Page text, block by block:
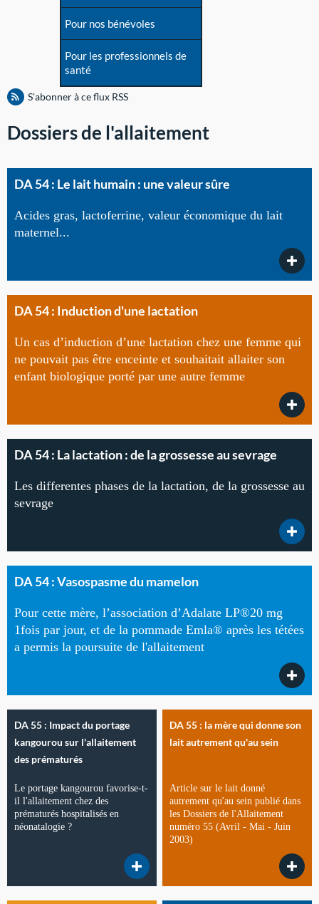
Pour nos bénévoles
Pour les professionnels de
santé
S'abonner à ce flux RSS
Dossiers de l'allaitement
DA 54 : Le lait humain : une valeur sûre
Acides gras, lactoferrine, valeur économique du lait
maternel...
DA 54 : Induction d'une lactation
Un cas d’induction d’une lactation chez une femme qui
ne pouvait pas être enceinte et souhaitait allaiter son
enfant biologique porté par une autre femme
DA 54 : La lactation : de la grossesse au sevrage
Les differentes phases de la lactation, de la grossesse au
sevrage
DA 54 : Vasospasme du mamelon
Pour cette mère, l’association d’Adalate LP®20 mg
1fois par jour, et de la pommade Emla® après les tétées
a permis la poursuite de l'allaitement
DA 55 : Impact du portage
kangourou sur l'allaitement
des prématurés
Le portage kangourou favorise-t-
il l'allaitement chez des
prématurés hospitalisés en
néonatalogie ?
DA 55 : la mère qui donne son
lait autrement qu'au sein
Article sur le lait donné
autrement qu'au sein publié dans
les Dossiers de l'Allaitement
numéro 55 (Avril - Mai - Juin
2003)